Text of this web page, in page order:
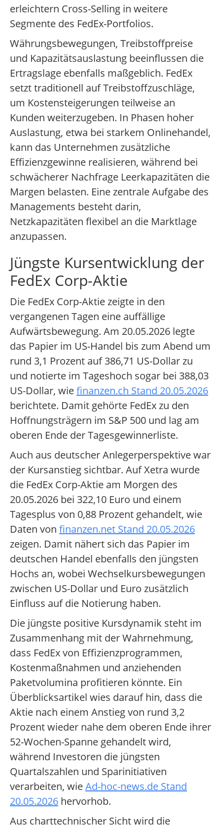
erleichtern Cross-Selling in weitere
Segmente des FedEx-Portfolios.
Währungsbewegungen, Treibstoffpreise
und Kapazitätsauslastung beeinflussen die
Ertragslage ebenfalls maßgeblich. FedEx
setzt traditionell auf Treibstoffzuschläge,
um Kostensteigerungen teilweise an
Kunden weiterzugeben. In Phasen hoher
Auslastung, etwa bei starkem Onlinehandel,
kann das Unternehmen zusätzliche
Effizienzgewinne realisieren, während bei
schwächerer Nachfrage Leerkapazitäten die
Margen belasten. Eine zentrale Aufgabe des
Managements besteht darin,
Netzkapazitäten flexibel an die Marktlage
anzupassen.
Jüngste Kursentwicklung der
FedEx Corp-Aktie
Die FedEx Corp-Aktie zeigte in den
vergangenen Tagen eine auffällige
Aufwärtsbewegung. Am 20.05.2026 legte
das Papier im US-Handel bis zum Abend um
rund 3,1 Prozent auf 386,71 US-Dollar zu
und notierte im Tageshoch sogar bei 388,03
US-Dollar, wiefinanzen.ch Stand 20.05.2026
berichtete. Damit gehörte FedEx zu den
Hoffnungsträgern im S&P 500 und lag am
oberen Ende der Tagesgewinnerliste.
Auch aus deutscher Anlegerperspektive war
der Kursanstieg sichtbar. Auf Xetra wurde
die FedEx Corp-Aktie am Morgen des
20.05.2026 bei 322,10 Euro und einem
Tagesplus von 0,88 Prozent gehandelt, wie
Daten von finanzen.net Stand 20.05.2026
zeigen. Damit nähert sich das Papier im
deutschen Handel ebenfalls den jüngsten
Hochs an, wobei Wechselkursbewegungen
zwischen US-Dollar und Euro zusätzlich
Einfluss auf die Notierung haben.
Die jüngste positive Kursdynamik steht im
Zusammenhang mit der Wahrnehmung,
dass FedEx von Effizienzprogrammen,
Kostenmaßnahmen und anziehenden
Paketvolumina profitieren könnte. Ein
Überblicksartikel wies darauf hin, dass die
Aktie nach einem Anstieg von rund 3,2
Prozent wieder nahe dem oberen Ende ihrer
52-Wochen-Spanne gehandelt wird,
während Investoren die jüngsten
Quartalszahlen und Sparinitiativen
verarbeiten, wieAd-hoc-news.de Stand
20.05.2026 hervorhob.
Aus charttechnischer Sicht wird die